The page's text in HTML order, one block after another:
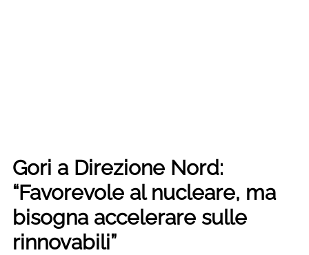
Gori a Direzione Nord:
“Favorevole al nucleare, ma
bisogna accelerare sulle
rinnovabili”